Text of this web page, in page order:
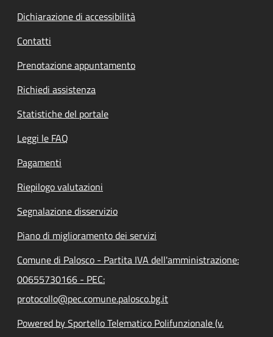
Dichiarazione di accessibilità
Contatti
Prenotazione appuntamento
Richiedi assistenza
Statistiche del portale
Leggi le FAQ
Pagamenti
Riepilogo valutazioni
Segnalazione disservizio
Piano di miglioramento dei servizi
Comune di Palosco - Partita IVA dell'amministrazione:
00655730166 - PEC:
protocollo@pec.comune.palosco.bg.it
Powered by Sportello Telematico Polifunzionale (v.